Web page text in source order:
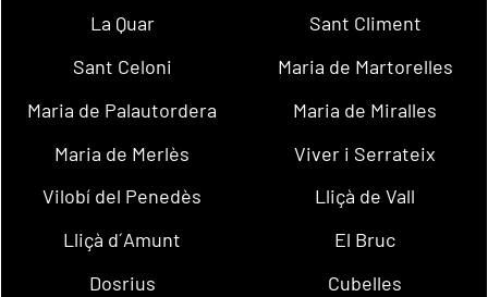
La Quar
Sant Climent
Sant Celoni
Maria de Martorelles
Maria de Palautordera
Maria de Miralles
Maria de Merlès
Viver i Serrateix
Vilobí del Penedès
Lliçà de Vall
Lliçà d´Amunt
El Bruc
Dosrius
Cubelles